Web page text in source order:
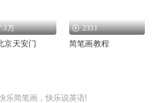
万
京天安门
2331
简笔画教程
乐简笔画，快乐说英语!